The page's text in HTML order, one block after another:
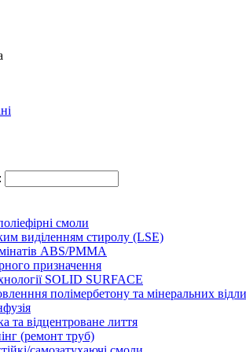
смоли
виділенням стиролу (LSE)
ABS/PMMA
призначення
SOLID SURFACE
полімербетону та мінеральних
та відцентроване лиття
(ремонт труб)